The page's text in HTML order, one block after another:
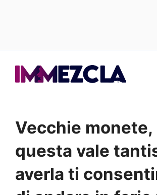
Vecchie monete,
questa vale
averla ti